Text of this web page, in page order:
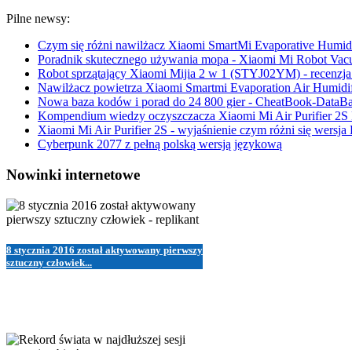
Pilne newsy:
Czym się różni nawilżacz Xiaomi SmartMi Evaporative
Poradnik skutecznego używania mopa - Xiaomi Mi Robot
Robot sprzątający Xiaomi Mijia 2 w 1 (STYJ02YM) -
Nawilżacz powietrza Xiaomi Smartmi Evaporation Air
Nowa baza kodów i porad do 24 800 gier - CheatBook-
Kompendium wiedzy oczyszczacza Xiaomi Mi Air Purifier
Xiaomi Mi Air Purifier 2S - wyjaśnienie czym różni się wersja
Cyberpunk 2077 z pełną polską wersją językową
Nowinki internetowe
8 stycznia 2016 został aktywowany pierwszy
sztuczny człowiek...